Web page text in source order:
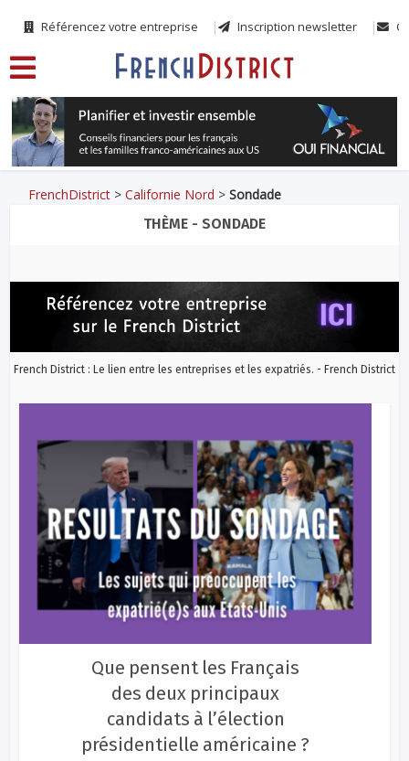
Référencez votre entreprise Inscription newsletter
FrenchDistrict >Californie Nord >Sondade
THÈME - SONDADE
French District : Le lien entre les entreprises et les expatriés. - French District
Que pensent les Français
des deux principaux
candidats à l’élection
présidentielle américaine ?